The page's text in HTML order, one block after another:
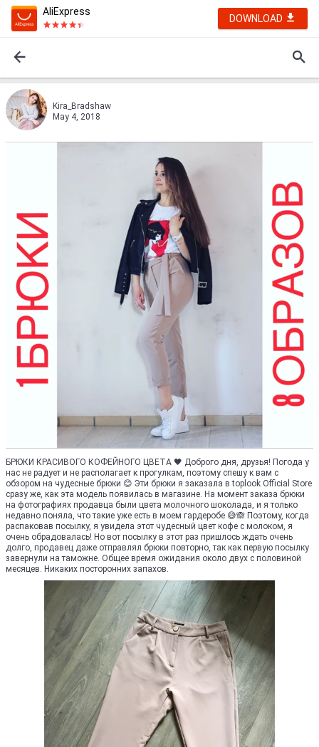
AliExpress
DOWNLOAD
Kira_Bradshaw
May 4, 2018
БРЮКИ КРАСИВОГО КОФЕЙНОГО ЦВЕТА 🖤 Доброго дня, друзья! Погода у
нас не радует и не располагает к прогулкам, поэтому спешу к вам с
обзором на чудесные брюки 😊 Эти брюки я заказала в toplook Official Store
сразу же, как эта модель появилась в магазине. На момент заказа брюки
на фотографиях продавца были цвета молочного шоколада, и я только
недавно поняла, что такие уже есть в моем гардеробе 😅🙈 Поэтому, когда
распаковав посылку, я увидела этот чудесный цвет кофе с молоком, я
очень обрадовалась! Но вот посылку в этот раз пришлось ждать очень
долго, продавец даже отправлял брюки повторно, так как первую посылку
завернули на таможне. Общее время ожидания около двух с половиной
месяцев. Никаких посторонних запахов.